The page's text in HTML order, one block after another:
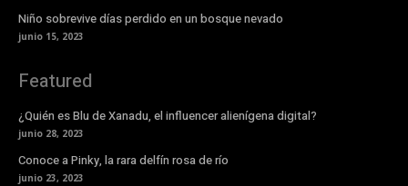
Niño sobrevive días perdido en un bosque nevado
junio 15, 2023
Featured
¿Quién es Blu de Xanadu, el influencer alienígena digital?
junio 28, 2023
Conoce a Pinky, la rara delfín rosa de río
junio 23, 2023